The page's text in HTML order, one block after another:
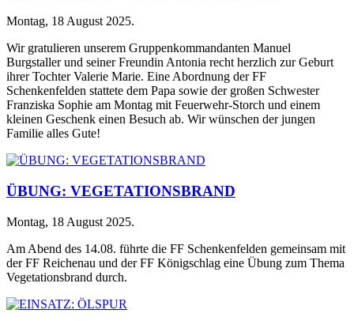
Montag, 18 August 2025.
Wir gratulieren unserem Gruppenkommandanten Manuel
Burgstaller und seiner Freundin Antonia recht herzlich zur Geburt
ihrer Tochter Valerie Marie. Eine Abordnung der FF
Schenkenfelden stattete dem Papa sowie der großen Schwester
Franziska Sophie am Montag mit Feuerwehr-Storch und einem
kleinen Geschenk einen Besuch ab. Wir wünschen der jungen
Familie alles Gute!
ÜBUNG: VEGETATIONSBRAND
Montag, 18 August 2025.
Am Abend des 14.08. führte die FF Schenkenfelden gemeinsam mit
der FF Reichenau und der FF Königschlag eine Übung zum Thema
Vegetationsbrand durch.